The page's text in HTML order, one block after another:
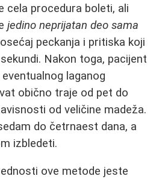
cela procedura boleti, ali
jedino neprijatan deo sama
peckanja i pritiska koji
Nakon toga, pacijent
laganog
obično traje od pet do
od veličine madeža.
do četrnaest dana, a
izbledeti.
ove metode jeste